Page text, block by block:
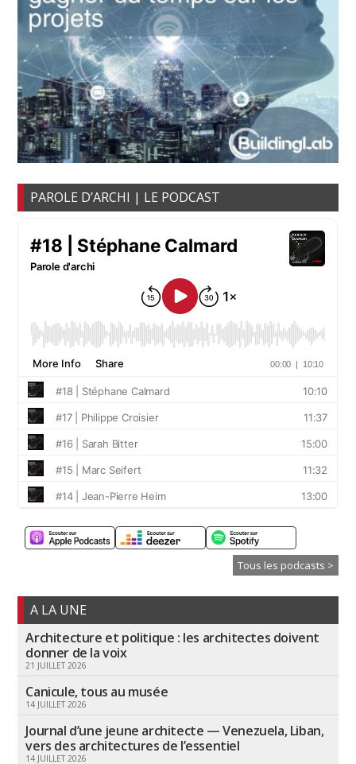
PAROLE D’ARCHI | LE PODCAST
Tous les podcasts >
A LA UNE
Architecture et politique : les architectes doivent
donner de la voix
21 JUILLET 2026
Canicule, tous au musée
14 JUILLET 2026
Journal d’une jeune architecte — Venezuela, Liban,
vers des architectures de l’essentiel
14 JUILLET 2026